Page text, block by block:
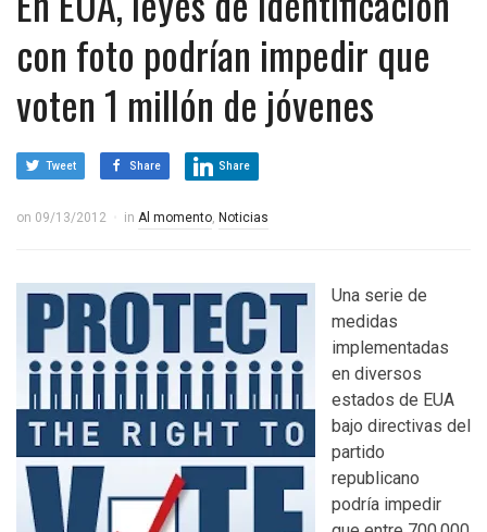
con foto podrían impedir que
voten 1 millón de jóvenes
Tweet Share Share
on 09/13/2012 in Al momento, Noticias
Una serie de
medidas
implementadas
en diversos
estados de EUA
bajo directivas del
partido
republicano
podría impedir